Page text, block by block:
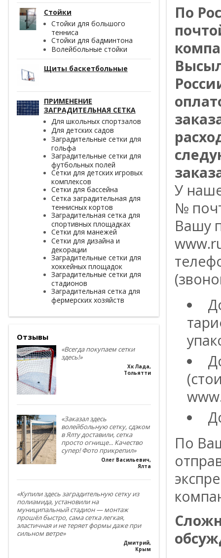
Стойки
Стойки для большого
тенниса
Стойки для бадминтона
Волейбольные стойки
Щиты баскетбольные
ПРИМЕНЕНИЕ
ЗАГРАДИТЕЛЬНАЯ СЕТКА
Для школьных спортзалов
Для детских садов
Заградительные сетки для
гольфа
Заградительные сетки для
футбольных полей
Сетки для детских игровых
комплексов
Сетки для бассейна
Сетка заградительная для
теннисных кортов
Заградительная сетка для
спортивных площадках
Сетки для манежей
Сетки для дизайна и
декорации
Заградительные сетки для
хоккейных площадок
Заградительные сетки для
стадионов
Заградительная сетка для
фермерских хозяйств
Отзывы
«Всегда покупаем сетки
здесь!»
Хк Лада,
Тольятти
«Заказал здесь
волейбольную сетку, сдэком
в Ялту доставили, сетка
просто огнище... Качество
супер! Фото прикрепил»
Олег Васильевич,
Ялта
«Купили здесь заградительную сетку из
полиамида, установили на
муниципальный стадион — монтаж
прошёл быстро, сама сетка легкая,
эластичная и не теряет формы даже при
сильном ветре»
Дмитрий,
Крым
По
У
№
Вашу
По